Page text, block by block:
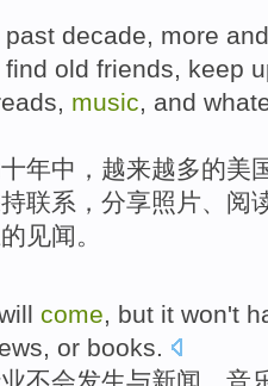
past decade, more
find old friends, keep
, music, and
十年中 ， 越来越多的美
联系， 分享照片、 阅
见闻。
come, but it won't
, or books.
不会发生与新闻、 音